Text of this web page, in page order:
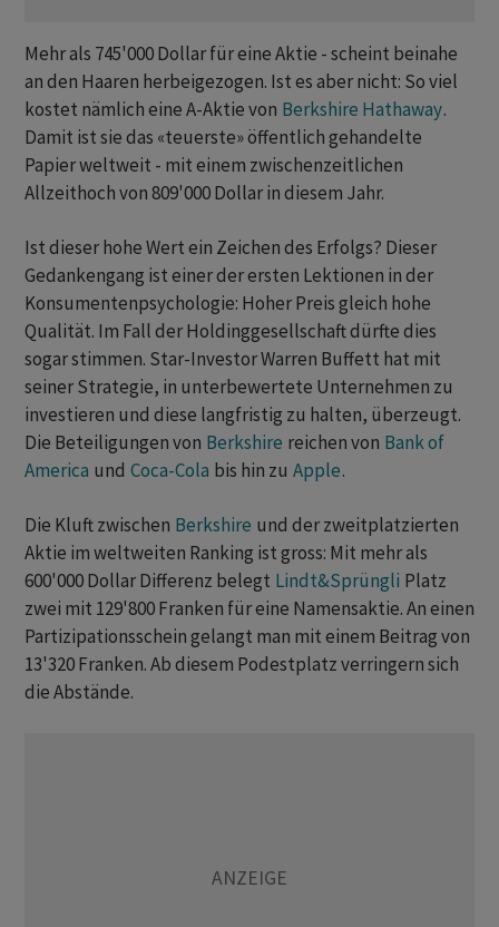
Mehr als 745'000 Dollar für eine Aktie - scheint beinahe
an den Haaren herbeigezogen. Ist es aber nicht: So viel
kostet nämlich eine A-Aktie von Berkshire Hathaway.
Damit ist sie das «teuerste» öffentlich gehandelte
Papier weltweit - mit einem zwischenzeitlichen
Allzeithoch von 809'000 Dollar in diesem Jahr.
Ist dieser hohe Wert ein Zeichen des Erfolgs? Dieser
Gedankengang ist einer der ersten Lektionen in der
Konsumentenpsychologie: Hoher Preis gleich hohe
Qualität. Im Fall der Holdinggesellschaft dürfte dies
sogar stimmen. Star-Investor Warren Buffett hat mit
seiner Strategie, in unterbewertete Unternehmen zu
investieren und diese langfristig zu halten, überzeugt.
Die Beteiligungen von Berkshire reichen von Bank of
America und Coca-Cola bis hin zu Apple.
Die Kluft zwischen Berkshire und der zweitplatzierten
Aktie im weltweiten Ranking ist gross: Mit mehr als
600'000 Dollar Differenz belegt Lindt&Sprüngli Platz
zwei mit 129'800 Franken für eine Namensaktie. An einen
Partizipationsschein gelangt man mit einem Beitrag von
13'320 Franken. Ab diesem Podestplatz verringern sich
die Abstände.